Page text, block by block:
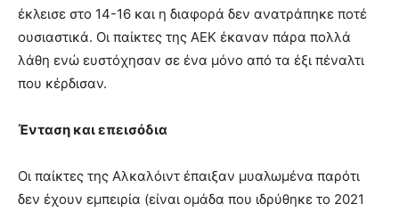
έκλεισε στο 14-16 και η διαφορά δεν ανατράπηκε ποτέ
ουσιαστικά. Οι παίκτες της ΑΕΚ έκαναν πάρα πολλά
λάθη ενώ ευστόχησαν σε ένα μόνο από τα έξι πέναλτι
που κέρδισαν.
Ένταση και επεισόδια
Οι παίκτες της Αλκαλόιντ έπαιξαν μυαλωμένα παρότι
δεν έχουν εμπειρία (είναι ομάδα που ιδρύθηκε το 2021